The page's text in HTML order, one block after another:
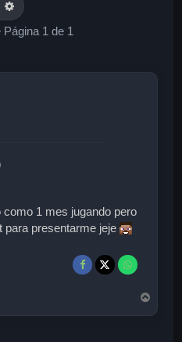
Búsqueda avanzada
Página 1 de 1
1 mes jugando pero
para presentarme jeje